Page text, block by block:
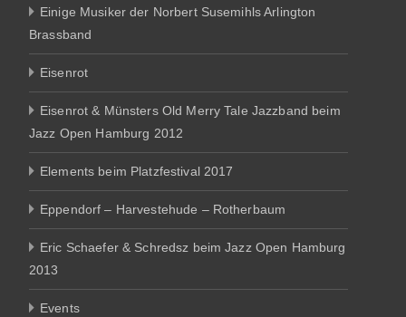
Einige Musiker der Norbert Susemihls Arlington
Brassband
Eisenrot
Eisenrot & Münsters Old Merry Tale Jazzband beim
Jazz Open Hamburg 2012
Elements beim Platzfestival 2017
Eppendorf – Harvestehude – Rotherbaum
Eric Schaefer & Schredsz beim Jazz Open Hamburg
2013
Events